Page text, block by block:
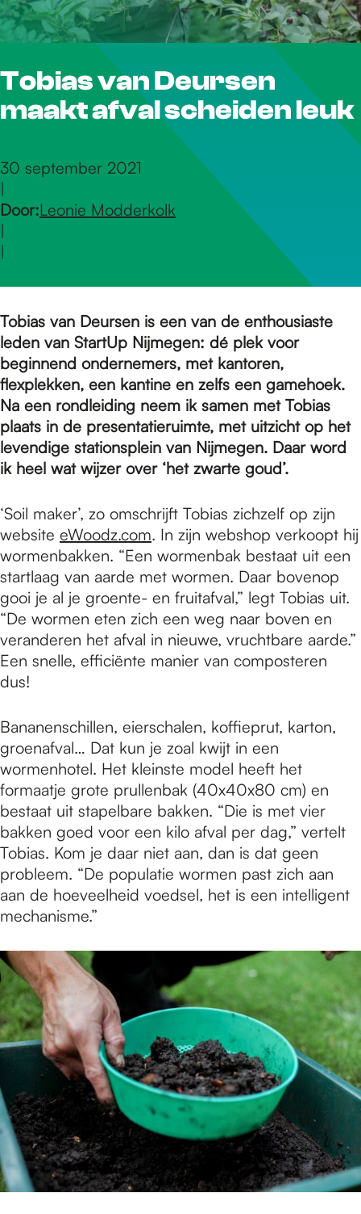
r
d
e
h
m
e
p
a
g
e
Tobias van Deursen
maakt afval scheiden leuk
30 september 2021
|
Door:Leonie Modderkolk
|
|
Tobias van Deursen is een van de enthousiaste
leden van StartUp Nijmegen: dé plek voor
beginnend ondernemers, met kantoren,
flexplekken, een kantine en zelfs een gamehoek.
Na een rondleiding neem ik samen met Tobias
plaats in de presentatieruimte, met uitzicht op het
levendige stationsplein van Nijmegen. Daar word
ik heel wat wijzer over ‘het zwarte goud’.
‘Soil maker’, zo omschrijft Tobias zichzelf op zijn
website eWoodz.com. In zijn webshop verkoopt hij
wormenbakken. “Een wormenbak bestaat uit een
startlaag van aarde met wormen. Daar bovenop
gooi je al je groente- en fruitafval,” legt Tobias uit.
“De wormen eten zich een weg naar boven en
veranderen het afval in nieuwe, vruchtbare aarde.”
Een snelle, efficiënte manier van composteren
dus!
Bananenschillen, eierschalen, koffieprut, karton,
groenafval… Dat kun je zoal kwijt in een
wormenhotel. Het kleinste model heeft het
formaatje grote prullenbak (40x40x80 cm) en
bestaat uit stapelbare bakken. “Die is met vier
bakken goed voor een kilo afval per dag,” vertelt
Tobias. Kom je daar niet aan, dan is dat geen
probleem. “De populatie wormen past zich aan
aan de hoeveelheid voedsel, het is een intelligent
mechanisme.”